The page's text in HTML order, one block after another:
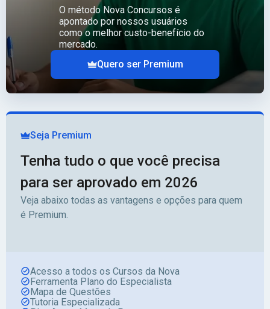
O método Nova Concursos é
apontado por nossos usuários
como o melhor custo-benefício do
mercado.
Quero ser Premium
Seja Premium
Tenha tudo o que você precisa
para ser aprovado em 2026
Veja abaixo todas as vantagens e opções para quem
é Premium.
Acesso a todos os Cursos da Nova
Ferramenta Plano do Especialista
Mapa de Questões
Tutoria Especializada